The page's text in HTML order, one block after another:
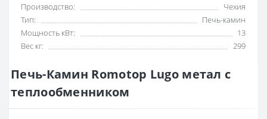
Производство:
Чехия
Тип:
Печь-камин
Мощность кВт:
13
Вес кг:
299
Печь-Камин Romotop Lugo метал с
теплообменником